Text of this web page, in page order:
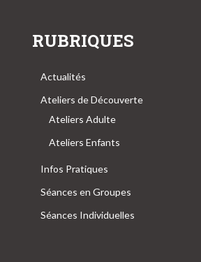
RUBRIQUES
Actualités
Ateliers de Découverte
Ateliers Adulte
Ateliers Enfants
Infos Pratiques
Séances en Groupes
Séances Individuelles